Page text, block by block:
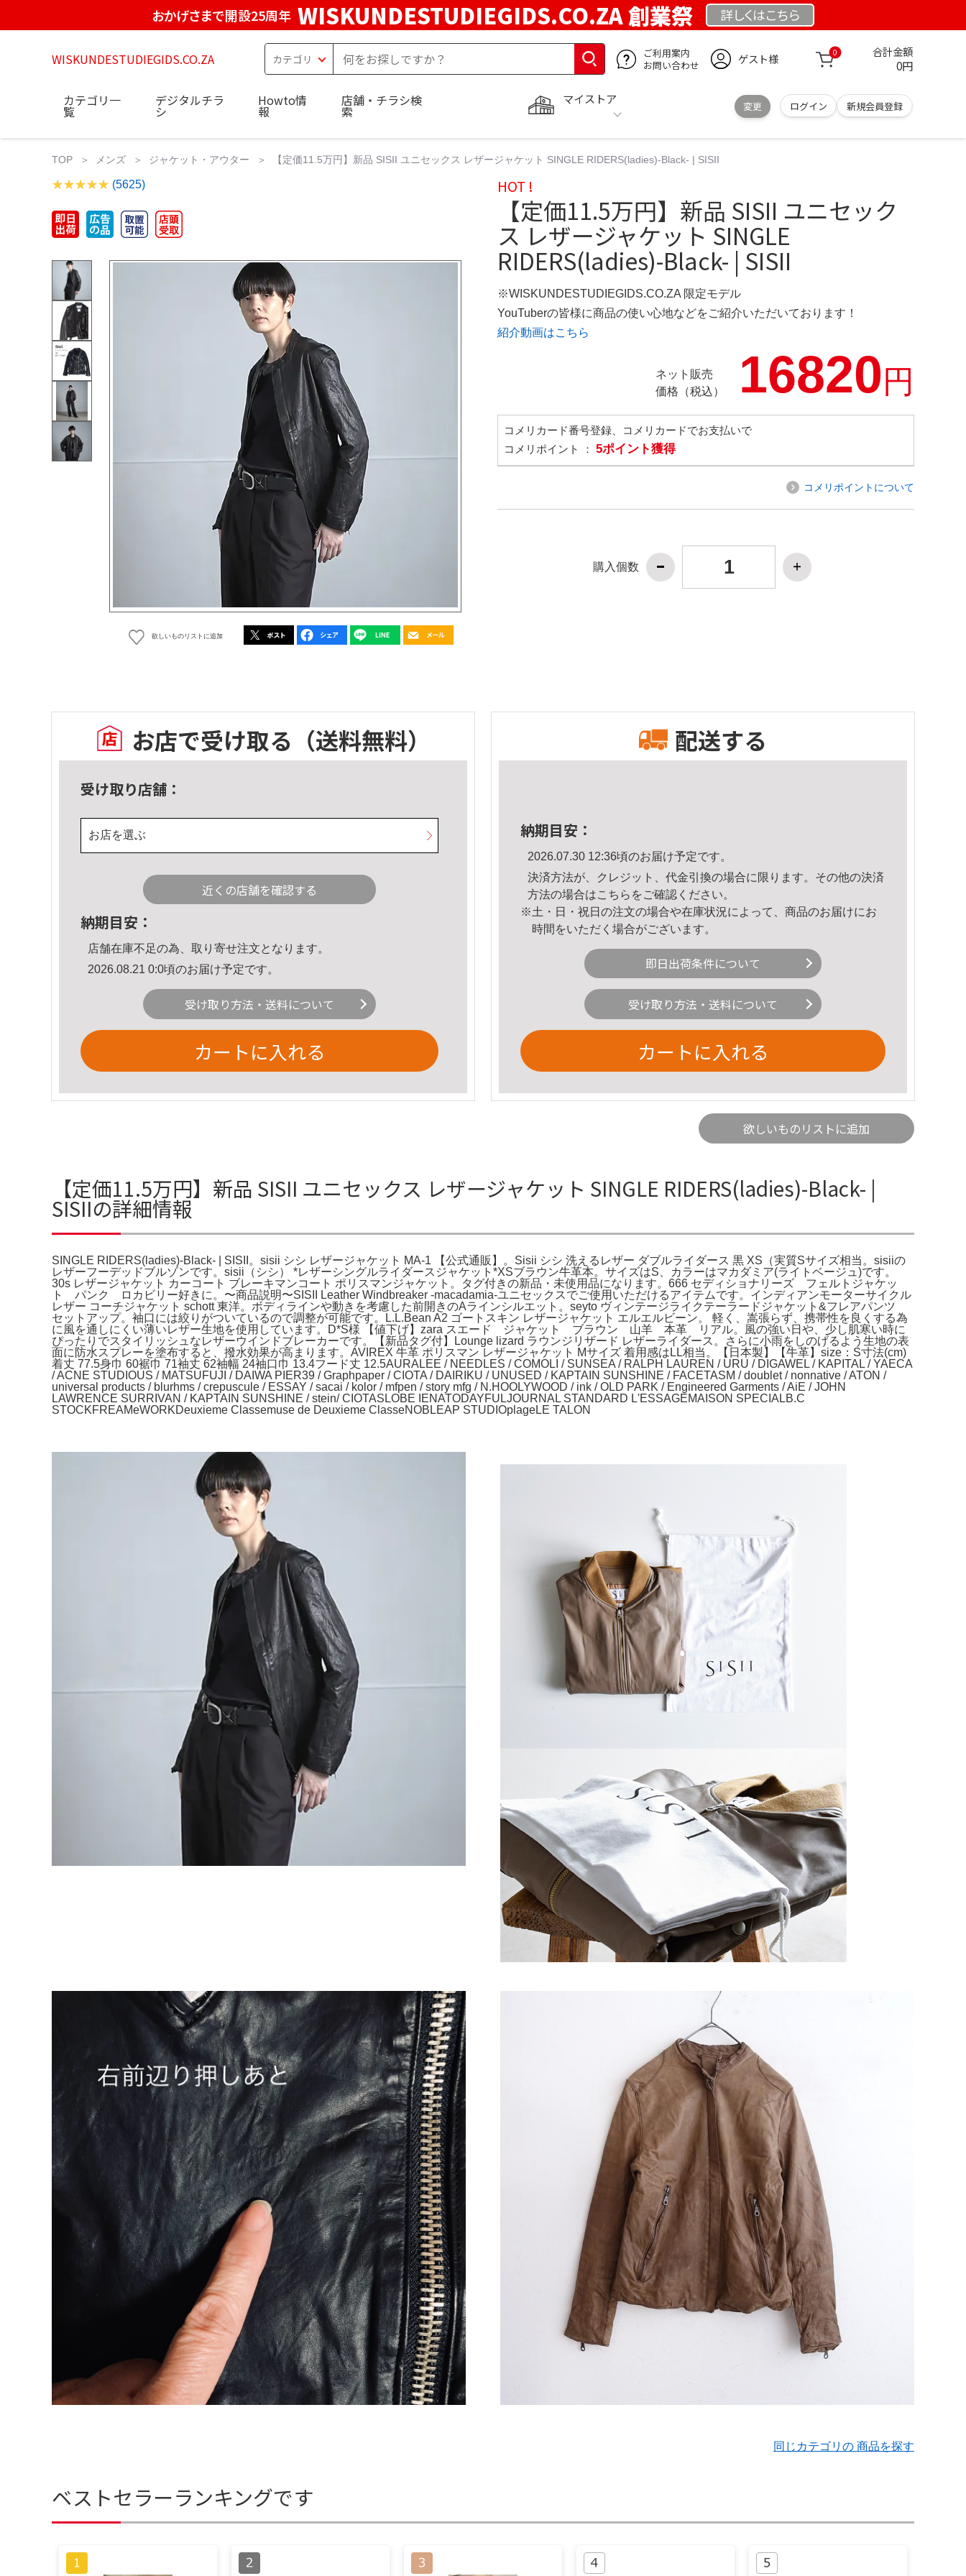
おかげさまで開設25周年 WISKUNDESTUDIEGIDS.CO.ZA 創業祭 詳しくはこちら
WISKUNDESTUDIEGIDS.CO.ZA
ご利用案内
お問い合わせ
ゲスト様 0 合計金額
0円
マイストア
変更 ログイン 新規会員登録
カテゴリ一
覧
デジタルチラ
シ
Howto情
報
店舗・チラシ検
索
TOP メンズ ジャケット・アウター 【定価11.5万円】新品 SISII ユニセックス レザージャケット SINGLE RIDERS(ladies)-Black- | SISII
(5625)
欲しいものリストに追加
HOT !
【定価11.5万円】新品 SISII ユニセック
ス レザージャケット SINGLE
RIDERS(ladies)-Black- | SISII
※WISKUNDESTUDIEGIDS.CO.ZA 限定モデル
YouTuberの皆様に商品の使い心地などをご紹介いただいております！
紹介動画はこちら
ネット販売
価格（税込）
16820円
コメリカード番号登録、コメリカードでお支払いで
コメリポイント ： 5ポイント獲得
コメリポイントについて
購入個数
お店で受け取る （送料無料）
受け取り店舗：
お店を選ぶ
近くの店舗を確認する
納期目安：
店舗在庫不足の為、取り寄せ注文となります。
2026.08.21 0:0頃のお届け予定です。
受け取り方法・送料について
カートに入れる
配送する
納期目安：
2026.07.30 12:36頃のお届け予定です。
決済方法が、クレジット、代金引換の場合に限ります。その他の決済
方法の場合はこちら をご確認ください。
※土・日・祝日の注文の場合や在庫状況によって、商品のお届けにお
時間をいただく場合がございます。
即日出荷条件について
受け取り方法・送料について
カートに入れる
欲しいものリストに追加
【定価11.5万円】新品 SISII ユニセックス レザージャケット SINGLE RIDERS(ladies)-Black- |
SISIIの詳細情報
SINGLE RIDERS(ladies)-Black- | SISII。sisii シシ レザージャケット MA-1 【公式通販】。Sisii シシ 洗えるレザー ダブルライダース 黒 XS（実質Sサイズ相当。sisiiの
レザーフーデッドブルゾンです。sisii（シシ） *レザーシングルライダースジャケット*XSブラウン牛革本。サイズはS、カラーはマカダミア(ライトベージュ)です。
30s レザージャケット カーコート ブレーキマンコート ポリスマンジャケット。タグ付きの新品・未使用品になります。666 セディショナリーズ フェルトジャケッ
ト パンク ロカビリー好きに。〜商品説明〜SISII Leather Windbreaker -macadamia-ユニセックスでご使用いただけるアイテムです。インディアンモーターサイクル
レザー コーチジャケット schott 東洋。ボディラインや動きを考慮した前開きのAラインシルエット。seyto ヴィンテージライクテーラードジャケット&フレアパンツ
セットアップ。袖口には絞りがついているので調整が可能です。L.L.Bean A2 ゴートスキン レザージャケット エルエルビーン。 軽く、嵩張らず、携帯性を良くする為
に風を通しにくい薄いレザー生地を使用しています。D*S様 【値下げ】zara スエード ジャケット ブラウン 山羊 本革 リアル。風の強い日や、少し肌寒い時に
ぴったりでスタイリッシュなレザーウインドブレーカーです。【新品タグ付】Lounge lizard ラウンジリザード レザーライダース。さらに小雨をしのげるよう生地の表
面に防水スプレーを塗布すると、撥水効果が高まります。AVIREX 牛革 ポリスマン レザージャケット Mサイズ 着用感はLL相当。【日本製】【牛革】size：S寸法(cm)
着丈 77.5身巾 60裾巾 71袖丈 62袖幅 24袖口巾 13.4フード丈 12.5AURALEE / NEEDLES / COMOLI / SUNSEA / RALPH LAUREN / URU / DIGAWEL / KAPITAL / YAECA
/ ACNE STUDIOUS / MATSUFUJI / DAIWA PIER39 / Graphpaper / CIOTA / DAIRIKU / UNUSED / KAPTAIN SUNSHINE / FACETASM / doublet / nonnative / ATON /
universal products / blurhms / crepuscule / ESSAY / sacai / kolor / mfpen / story mfg / N.HOOLYWOOD / ink / OLD PARK / Engineered Garments / AiE / JOHN
LAWRENCE SURRIVAN / KAPTAIN SUNSHINE / stein/ CIOTASLOBE IENATODAYFULJOURNAL STANDARD L'ESSAGEMAISON SPECIALB.C
STOCKFREAMeWORKDeuxieme Classemuse de Deuxieme ClasseNOBLEAP STUDIOplageLE TALON
同じカテゴリの 商品を探す
ベストセラーランキングです